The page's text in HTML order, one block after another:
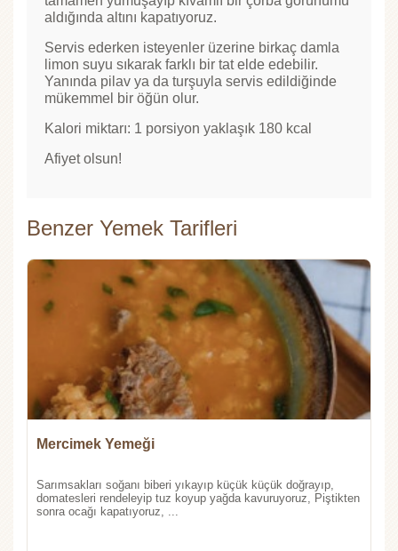
aldığında altını kapatıyoruz.
Servis ederken isteyenler üzerine birkaç damla
limon suyu sıkarak farklı bir tat elde edebilir.
Yanında pilav ya da turşuyla servis edildiğinde
mükemmel bir öğün olur.
Kalori miktarı: 1 porsiyon yaklaşık 180 kcal
Afiyet olsun!
Benzer Yemek Tarifleri
Mercimek Yemeği
Sarımsakları soğanı biberi yıkayıp küçük küçük doğrayıp,
domatesleri rendeleyip tuz koyup yağda kavuruyoruz, Piştikten
sonra ocağı kapatıyoruz, ...